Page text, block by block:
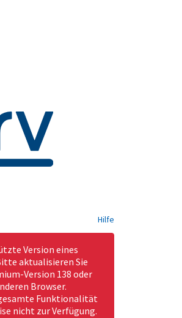
Hilfe
Version eines
aktualisieren Sie
Version 138 oder
Browser.
Funktionalität
nicht zur Verfügung.